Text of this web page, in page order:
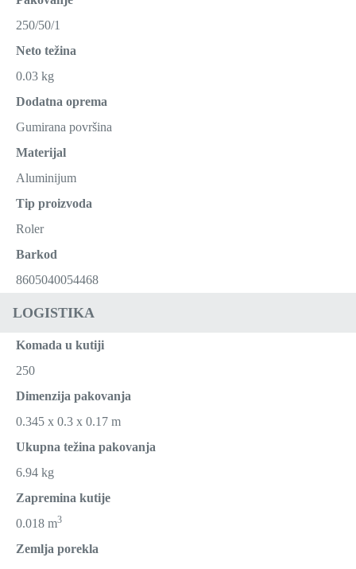
250/50/1
Neto težina
0.03 kg
Dodatna oprema
Gumirana površina
Materijal
Aluminijum
Tip proizvoda
Roler
Barkod
8605040054468
LOGISTIKA
Komada u kutiji
250
Dimenzija pakovanja
0.345 x 0.3 x 0.17 m
Ukupna težina pakovanja
6.94 kg
Zapremina kutije
0.018 m3
Zemlja porekla